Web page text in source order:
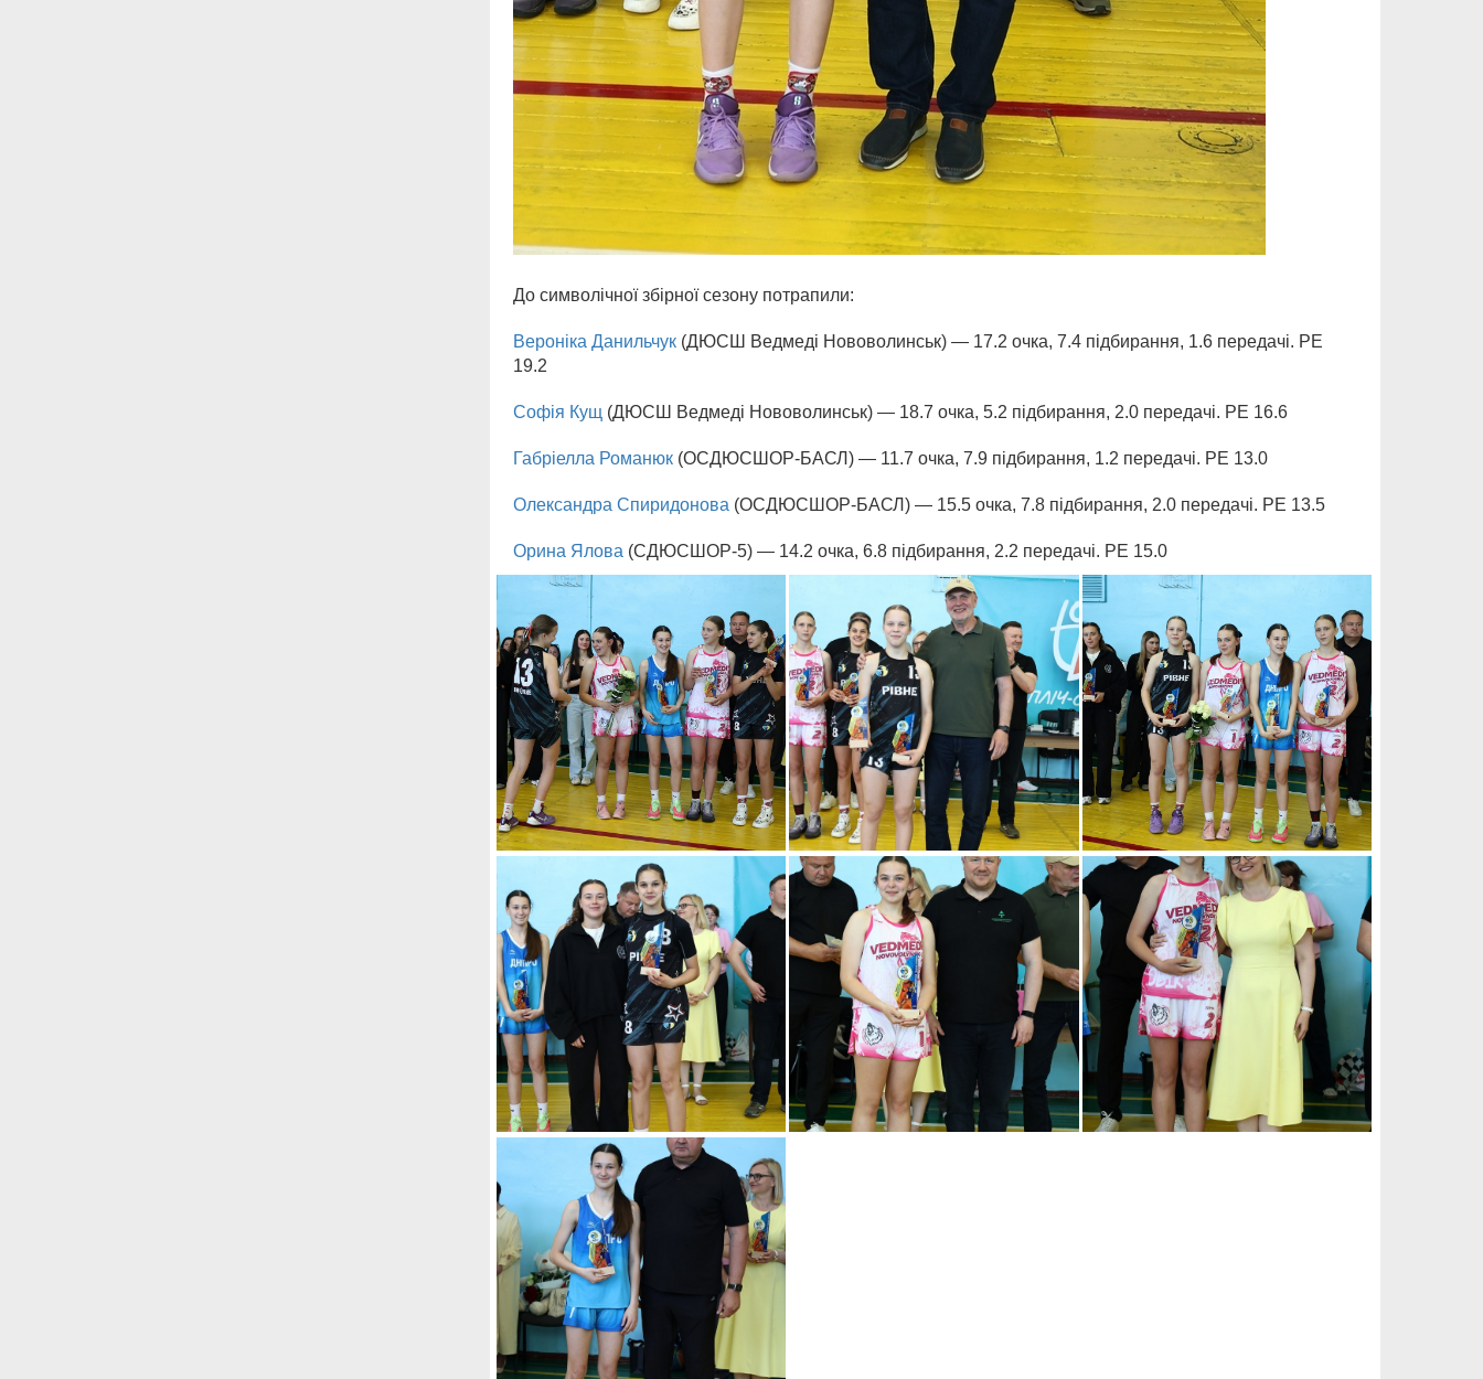
До символічної збірної сезону потрапили:
Вероніка Данильчук (ДЮСШ Ведмеді Нововолинськ) — 17.2 очка, 7.4 підбирання, 1.6 передачі. РЕ
19.2
Софія Кущ (ДЮСШ Ведмеді Нововолинськ) — 18.7 очка, 5.2 підбирання, 2.0 передачі. РЕ 16.6
Габріелла Романюк (ОСДЮСШОР-БАСЛ) — 11.7 очка, 7.9 підбирання, 1.2 передачі. РЕ 13.0
Олександра Спиридонова (ОСДЮСШОР-БАСЛ) — 15.5 очка, 7.8 підбирання, 2.0 передачі. РЕ 13.5
Орина Ялова (СДЮСШОР-5) — 14.2 очка, 6.8 підбирання, 2.2 передачі. РЕ 15.0